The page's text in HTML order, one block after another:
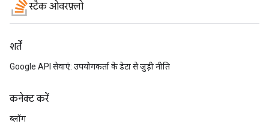
स्टैक ओवरफ़्लो
शर्तें
Google API सेवाएं: उपयोगकर्ता के डेटा से जुड़ी नीति
कनेक्ट करें
ब्लॉग